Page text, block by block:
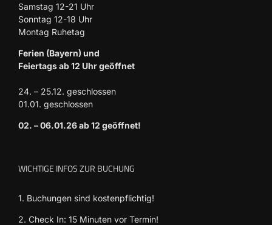
Samstag 12-21 Uhr
Sonntag 12-18 Uhr
Montag Ruhetag
Ferien (Bayern) und
Feiertags ab 12 Uhr geöffnet
24. – 25.12. geschlossen
01.01. geschlossen
02. – 06.01.26 ab 12 geöffnet!
WICHTIGE INFOS ZUR BUCHUNG
1. Buchungen sind kostenpflichtig!
2. Check In: 15 Minuten vor Termin!